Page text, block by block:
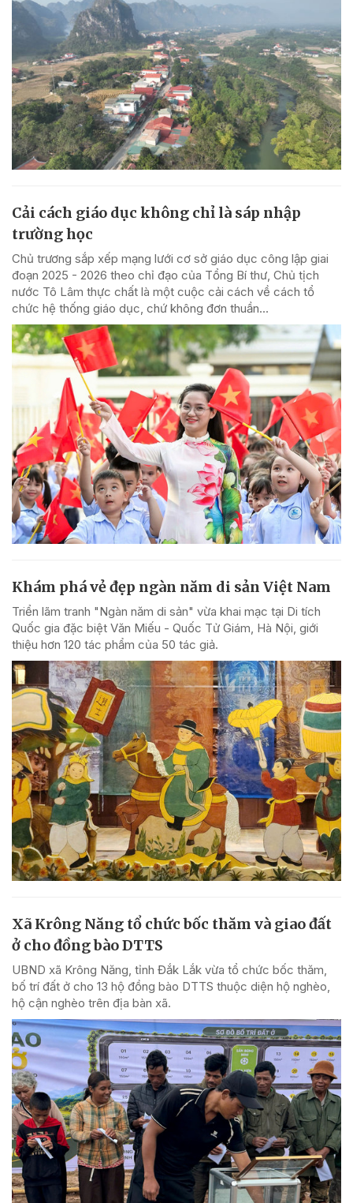
Cải cách giáo dục không chỉ là sáp nhập
trường học
Chủ trương sắp xếp mạng lưới cơ sở giáo dục công lập giai
đoạn 2025 - 2026 theo chỉ đạo của Tổng Bí thư, Chủ tịch
nước Tô Lâm thực chất là một cuộc cải cách về cách tổ
chức hệ thống giáo dục, chứ không đơn thuần...
Khám phá vẻ đẹp ngàn năm di sản Việt Nam
Triển lãm tranh "Ngàn năm di sản" vừa khai mạc tại Di tích
Quốc gia đặc biệt Văn Miếu - Quốc Tử Giám, Hà Nội, giới
thiệu hơn 120 tác phẩm của 50 tác giả.
Xã Krông Năng tổ chức bốc thăm và giao đất
ở cho đồng bào DTTS
UBND xã Krông Năng, tỉnh Đắk Lắk vừa tổ chức bốc thăm,
bố trí đất ở cho 13 hộ đồng bào DTTS thuộc diện hộ nghèo,
hộ cận nghèo trên địa bàn xã.